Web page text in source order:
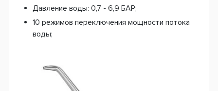
Давление воды: 0,7 - 6,9 БАР;
10 режимов переключения мощности потока
воды;